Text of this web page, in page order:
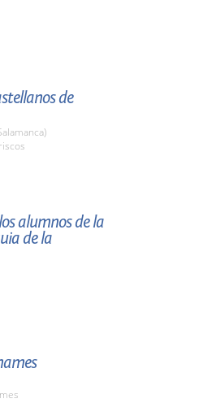
de
alumnos de la
de la